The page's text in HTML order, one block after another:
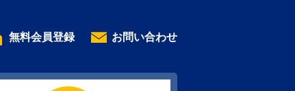
無料会員登録 お問い合わせ